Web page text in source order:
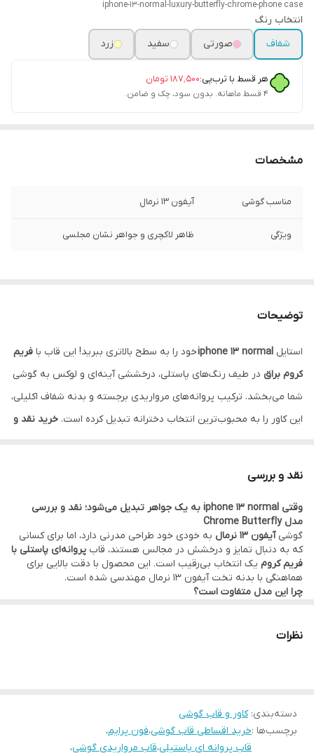
iphone-13-normal-luxury-butterfly-chrome-phone case
انتخاب رنگ
شفاف
صورتی سفید زرد
هر قسط با ترب‌پی:۱۸۷٬۵۰۰ تومان
۴ قسط ماهانه. بدون سود، چک و ضامن.
مشخصات
مناسب گوشی آیفون 13 نرمال
ویژگی ظاهر لاکچری و جواهر نشان مجلسی
توضیحات
استایل iphone 13 normalخود را به سطح بالاتری ببرید! این قاب با فریم
کروم براق در طیف رنگ‌های پاستلی، درخششی آینه‌ای و لوکس به گوشی
شما می‌بخشد. ترکیب پروانه‌های مرواریدی برجسته و بدنه شفاف اکلیلی،
این کاور را به محبوب‌ترین انتخاب دخترانه تبدیل کرده است. خرید نقد و
نقد و بررسی
وقتی iphone 13 normal به یک جواهر تبدیل می‌شود؛ نقد و بررسی
مدل Chrome Butterfly
گوشیآیفون 13 نرمال
به خودی خود طراحی مدرنی دارد، اما برای کسانی
که به دنبال تمایز و درخشش در مجالس هستند، قاب پروانه‌ای پاستلی با
فریم کروم یک انتخاب بی‌رقیب است. این محصول با دقت بالایی برای
هماهنگی با بدنه تخت آیفون 13 نرمال مهندسی شده است.
چرا این مدل متفاوت است؟
پوشانده شده که جلوه‌ای فلزی و آینه‌ای دارد. این فریم در کنار بدنه
ذرات اکلیلی هوشمند:اکلیل‌های ستاره‌ای داخل بدنه شفاف قاب، به
گونه‌ای توزیع شده‌اند که مانع از دیده شدن لوگوی سامسونگ نشوند
و در عین حال درخشش خیره‌کننده‌ای زیر نور داشته باشند.
نظرات
دسته‌بندی:کاور و قاب گوشی
برچسب‌ها :خرید اقساطی قاب گوشی،فون پرایم،
قاب پروانه ای پاستیلی،قاب مرواریدی گوشی،